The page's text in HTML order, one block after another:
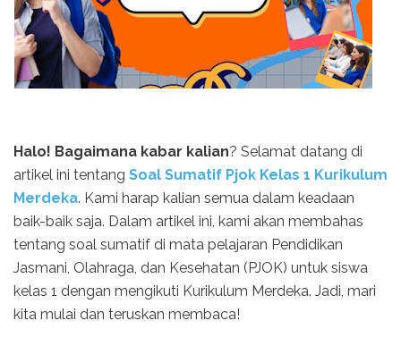
Halo! Bagaimana kabar kalian? Selamat datang di
artikel ini tentang Soal Sumatif Pjok Kelas 1 Kurikulum
Merdeka. Kami harap kalian semua dalam keadaan
baik-baik saja. Dalam artikel ini, kami akan membahas
tentang soal sumatif di mata pelajaran Pendidikan
Jasmani, Olahraga, dan Kesehatan (PJOK) untuk siswa
kelas 1 dengan mengikuti Kurikulum Merdeka. Jadi, mari
kita mulai dan teruskan membaca!